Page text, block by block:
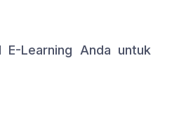
E-Learning Anda untuk